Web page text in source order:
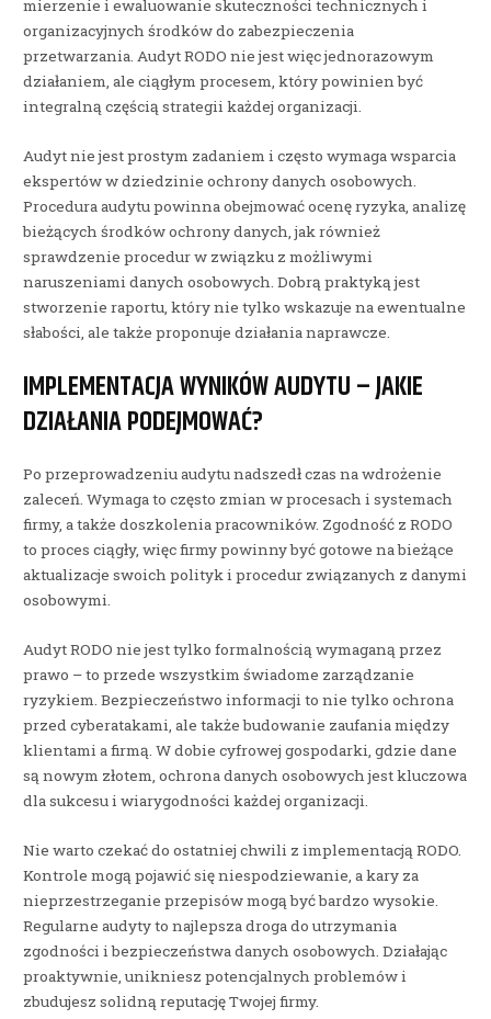
mierzenie i ewaluowanie skuteczności technicznych i
organizacyjnych środków do zabezpieczenia
przetwarzania. Audyt RODO nie jest więc jednorazowym
działaniem, ale ciągłym procesem, który powinien być
integralną częścią strategii każdej organizacji.
Audyt nie jest prostym zadaniem i często wymaga wsparcia
ekspertów w dziedzinie ochrony danych osobowych.
Procedura audytu powinna obejmować ocenę ryzyka, analizę
bieżących środków ochrony danych, jak również
sprawdzenie procedur w związku z możliwymi
naruszeniami danych osobowych. Dobrą praktyką jest
stworzenie raportu, który nie tylko wskazuje na ewentualne
słabości, ale także proponuje działania naprawcze.
IMPLEMENTACJA WYNIKÓW AUDYTU – JAKIE
DZIAŁANIA PODEJMOWAĆ?
Po przeprowadzeniu audytu nadszedł czas na wdrożenie
zaleceń. Wymaga to często zmian w procesach i systemach
firmy, a także doszkolenia pracowników. Zgodność z RODO
to proces ciągły, więc firmy powinny być gotowe na bieżące
aktualizacje swoich polityk i procedur związanych z danymi
osobowymi.
Audyt RODO nie jest tylko formalnością wymaganą przez
prawo – to przede wszystkim świadome zarządzanie
ryzykiem. Bezpieczeństwo informacji to nie tylko ochrona
przed cyberatakami, ale także budowanie zaufania między
klientami a firmą. W dobie cyfrowej gospodarki, gdzie dane
są nowym złotem, ochrona danych osobowych jest kluczowa
dla sukcesu i wiarygodności każdej organizacji.
Nie warto czekać do ostatniej chwili z implementacją RODO.
Kontrole mogą pojawić się niespodziewanie, a kary za
nieprzestrzeganie przepisów mogą być bardzo wysokie.
Regularne audyty to najlepsza droga do utrzymania
zgodności i bezpieczeństwa danych osobowych. Działając
proaktywnie, unikniesz potencjalnych problemów i
zbudujesz solidną reputację Twojej firmy.